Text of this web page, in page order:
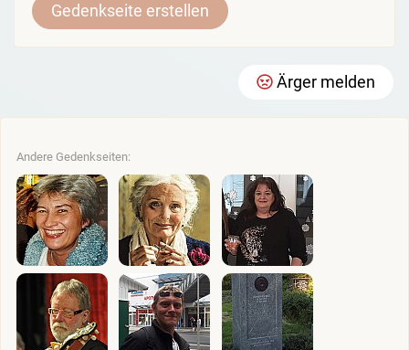
Gedenkseite erstellen
Ärger melden
Andere Gedenkseiten: